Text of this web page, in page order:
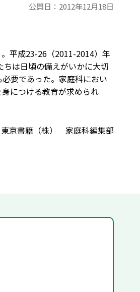
公開日： 2012年12月18日
平成23-26（2011-2014）年
は日頃の備えがいかに大切
要であった。家庭科におい
につける教育が求められ
東京書籍（株） 家庭科編集部